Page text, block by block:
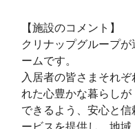
【施設のコメント】
クリナップグループ
ームです。
入居者の皆さまそれ
れた心豊かな暮らしが
できるよう、安心と